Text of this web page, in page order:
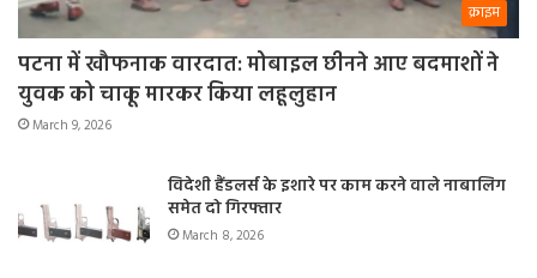
क्राइम
पटना में खौफनाक वारदात: मोबाइल छीनने आए बदमाशों ने
युवक को चाकू मारकर किया लहूलुहान
March 9, 2026
विदेशी हैंडलर्स के इशारे पर काम करने वाले नाबालिग
समेत दो गिरफ्तार
March 8, 2026